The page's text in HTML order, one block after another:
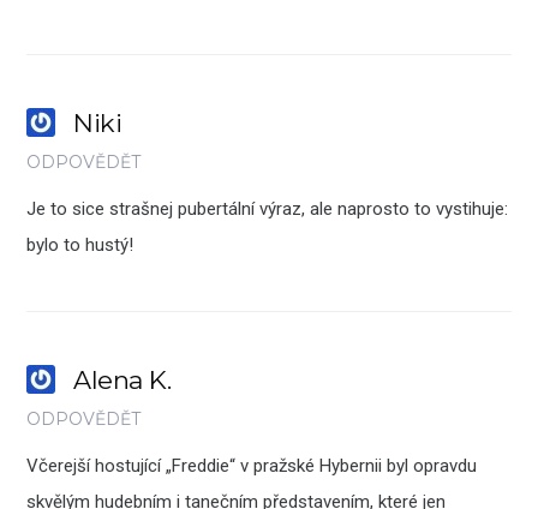
Niki
ODPOVĚDĚT
Je to sice strašnej pubertální výraz, ale naprosto to vystihuje:
bylo to hustý!
Alena K.
ODPOVĚDĚT
Včerejší hostující „Freddie“ v pražské Hybernii byl opravdu
skvělým hudebním i tanečním představením, které jen